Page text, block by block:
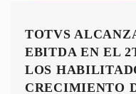
TOTVS
EBITDA EN EL